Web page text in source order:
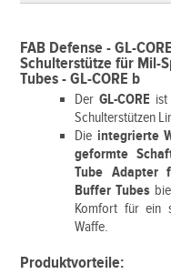
FAB Defense - GL-
Schulterstütze für Mil-
Tubes - GL-CORE b
DerGL-CORE
Schulterstützen
Die integrierte
geformte
Tube Adapter
Buffer Tubes
Komfort für ein
Waffe.
Produktvorteile: